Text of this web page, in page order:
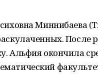
Миннибаева
После
Альфия окончила